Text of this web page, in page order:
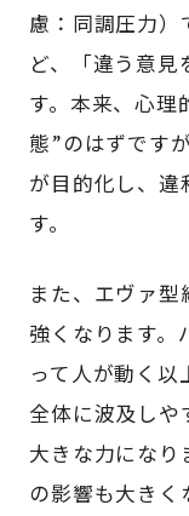
慮：同調圧力）
ど、「違う意
す。本来、心理
態”のはずです
が目的化し、違
す。
また、エヴァ
強くなります。
って人が動く
全体に波及しや
大きな力になり
の影響も大きく